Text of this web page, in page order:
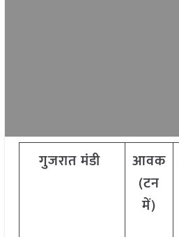
गुजरातमंडी
आवक
(टन
में)